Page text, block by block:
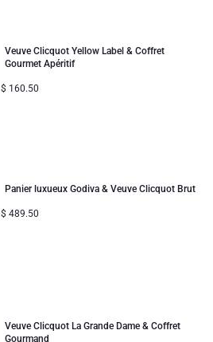
Veuve Clicquot Yellow Label & Coffret
Gourmet Apéritif
$ 160.50
Panier luxueux Godiva & Veuve Clicquot Brut
$ 489.50
Veuve Clicquot La Grande Dame & Coffret
Gourmand